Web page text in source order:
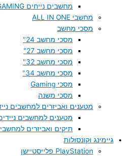
מחשבים נייחים GAMING
מחשבי ALL IN ONE
מסכי מחשב
מסכי מחשב 24"
מסכי מחשב 27"
מסכי מחשב 32"
מסכי מחשב 34"
מסכי Gaming
מסכי משנה
מטענים ואביזרים למחשבים
מטענים למחשבים
תיקים ואביזרים
גיימינג וקונסולות
PlayStation פלייסטיישן